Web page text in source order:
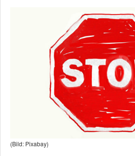
(Bild: Pixabay)